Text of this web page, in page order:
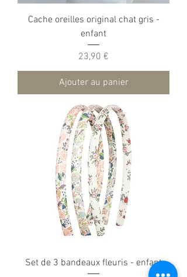
Cache oreilles original chat gris -
enfant
Prix
23,90 €
Ajouter au panier
Set de 3 bandeaux fleuris - enfant